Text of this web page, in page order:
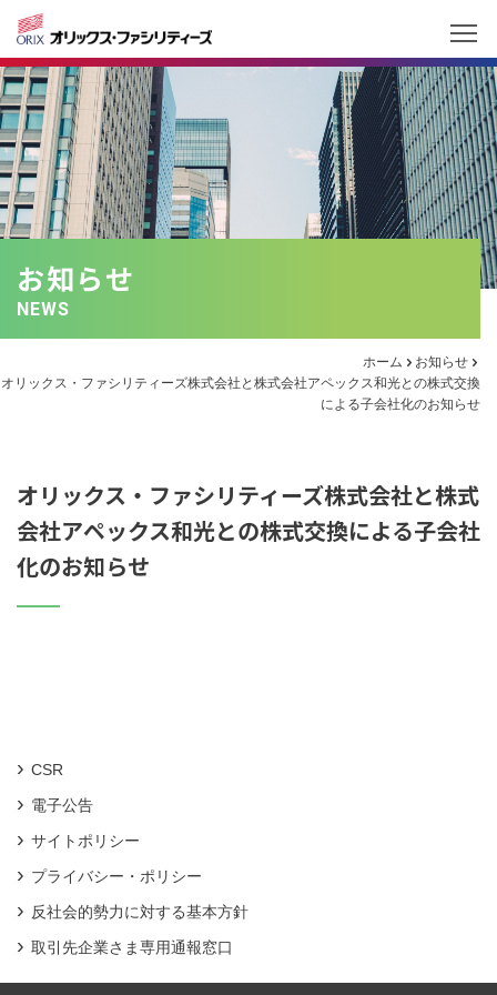
お知らせ
NEWS
ホーム
お知らせ
オリックス・ファシリティーズ株式会社と株式会社アペックス和光との株式交換
による子会社化のお知らせ
オリックス・ファシリティーズ株式会社と株式
会社アペックス和光との株式交換による子会社
化のお知らせ
CSR
電子公告
サイトポリシー
プライバシー・ポリシー
反社会的勢力に対する基本方針
取引先企業さま専用通報窓口